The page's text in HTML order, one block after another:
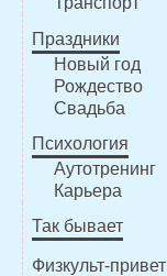
Праздники
Новый год
Рождество
Свадьба
Психология
Аутотренинг
Карьера
Так бывает
Физкульт-привет